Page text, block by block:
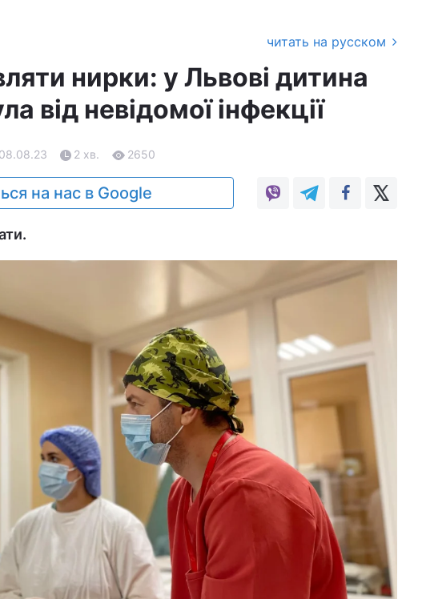
читать на русском
нирки: у Львові дитина
від невідомої інфекції
2 хв. 2650
на нас в Google